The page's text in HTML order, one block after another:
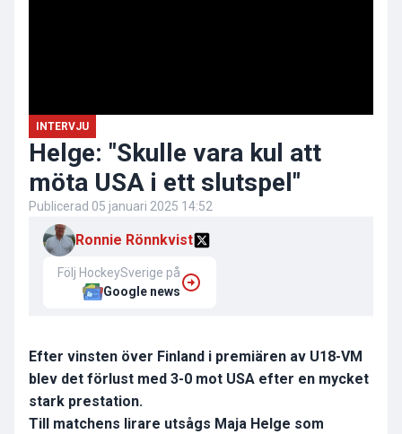
INTERVJU
Helge: "Skulle vara kul att
möta USA i ett slutspel"
Publicerad 05 januari 2025 14:52
Ronnie Rönnkvist
Följ HockeySverige på
Google news
Efter vinsten över Finland i premiären av U18-VM
blev det förlust med 3-0 mot USA efter en mycket
stark prestation.
Till matchens lirare utsågs Maja Helge som